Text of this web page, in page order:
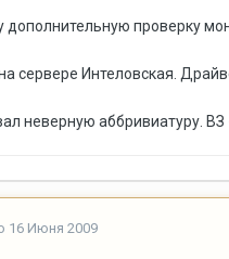
дополнительную проверку
сервере Интеловская.
неверную аббривиатуру. ВЗ
16 Июня 2009